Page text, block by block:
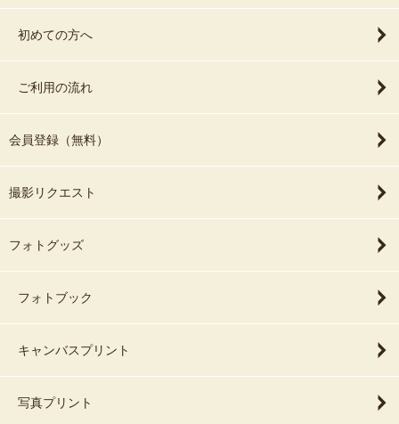
初めての方へ
ご利用の流れ
会員登録（無料）
撮影リクエスト
フォトグッズ
フォトブック
キャンバスプリント
写真プリント